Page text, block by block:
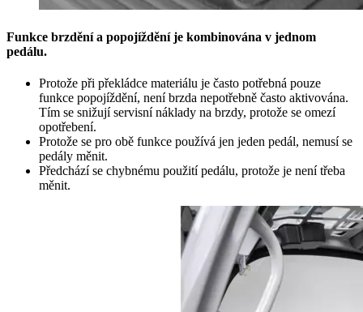
Funkce brzdění a popojíždění je kombinována v jednom
pedálu.
Protože při překládce materiálu je často potřebná pouze
funkce popojíždění, není brzda nepotřebně často aktivována.
Tím se snižují servisní náklady na brzdy, protože se omezí
opotřebení.
Protože se pro obě funkce používá jen jeden pedál, nemusí se
pedály měnit.
Předchází se chybnému použití pedálu, protože je není třeba
měnit.